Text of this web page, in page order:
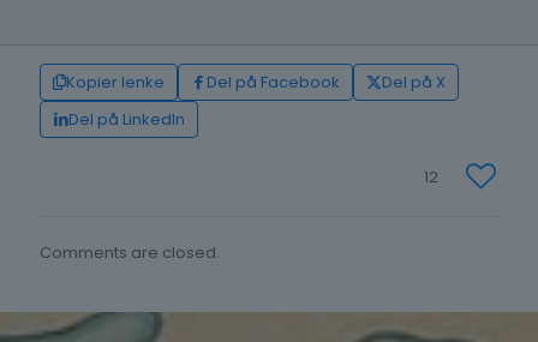
Kopier lenke Del på Facebook
Del på X
Del på LinkedIn
12
Comments are closed.